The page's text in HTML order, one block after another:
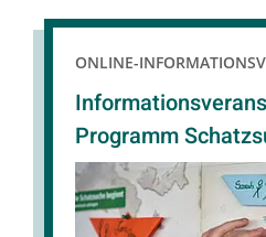
ONLINE-
Programm